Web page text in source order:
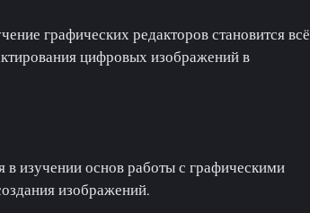
графических редакторов становится всё
цифровых изображений в
в изучении основ работы с графическими
изображений.